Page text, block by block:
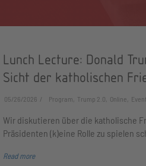
Lunch Lecture: Donald
Sicht der katholischen
05/26/2026 Program, Trump 2.0, Online,
Wir diskutieren über die katholische
Präsidenten (k)eine Rolle zu spielen
Read more